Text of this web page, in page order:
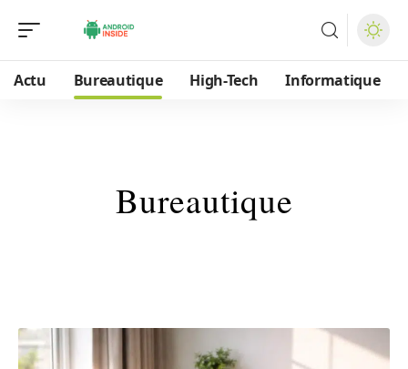
Actu Bureautique High-Tech Informatique
Bureautique